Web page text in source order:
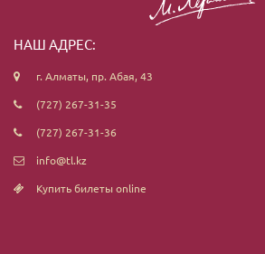
НАШ АДРЕС:
г. Алматы, пр. Абая, 43
(727) 267-31-35
(727) 267-31-36
info@tl.kz
Купить билеты online